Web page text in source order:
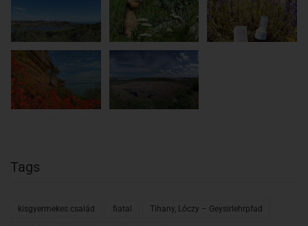
Tags
kisgyermekes család fiatal Tihany, Lóczy – Geysirlehrpfad